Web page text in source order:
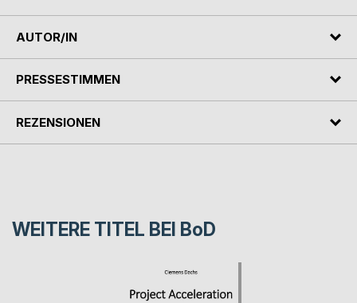
AUTOR/IN
PRESSESTIMMEN
REZENSIONEN
WEITERE TITEL BEI BoD